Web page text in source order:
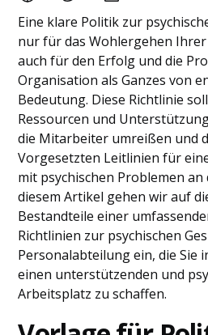
Eine klare Politik zur
nur für das Wohlergehen
auch für den Erfolg und die
Organisation als Ganzes von
Bedeutung. Diese Richtlinie
Ressourcen und
die Mitarbeiter umreißen und
Vorgesetzten Leitlinien für
mit psychischen Problemen an
diesem Artikel gehen wir auf
Bestandteile einer
Richtlinien zur psychischen
Personalabteilung ein, die Sie
einen unterstützenden und
Arbeitsplatz zu schaffen.